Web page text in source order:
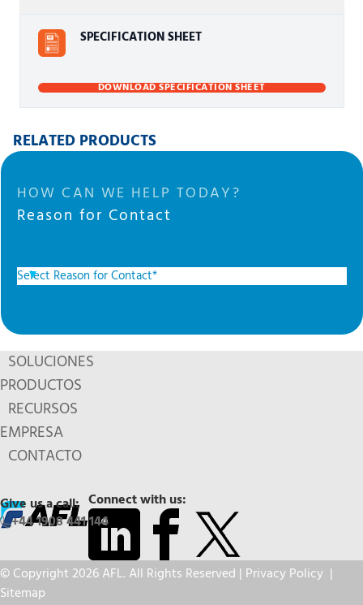
SPECIFICATION SHEET
DOWNLOAD SPECIFICATION SHEET
RELATED PRODUCTS
HOW CAN WE HELP TODAY?
Reason for Contact
SOLUCIONES
PRODUCTOS
RECURSOS
EMPRESA
CONTACTO
Connect with us:
Give us a call:
+44 1908 441 144
© Copyright 2026 AFL. All Rights Reserved | Privacy Policy |
Sitemap